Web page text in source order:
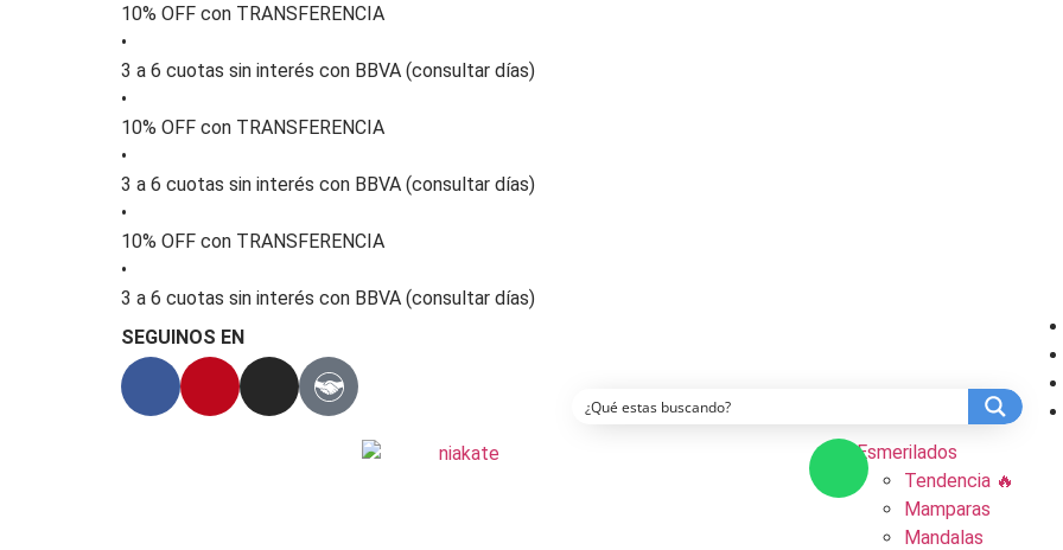
10% OFF con TRANSFERENCIA
•
3 a 6 cuotas sin interés con BBVA (consultar días)
•
10% OFF con TRANSFERENCIA
•
3 a 6 cuotas sin interés con BBVA (consultar días)
•
10% OFF con TRANSFERENCIA
•
3 a 6 cuotas sin interés con BBVA (consultar días)
SEGUINOS EN
Esmerilados
Tendencia 🔥
Mamparas
Mandalas